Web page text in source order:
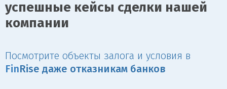
успешные кейсы сделки нашей
компании
Посмотрите объекты залога и условия в
Fin Rise даже отказникам банков